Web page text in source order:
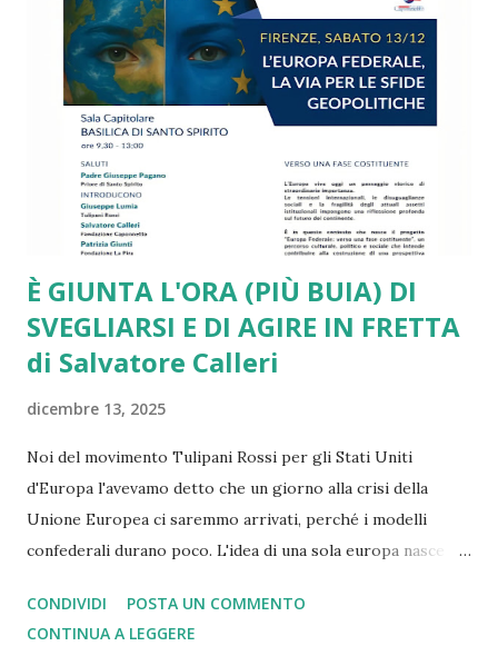
di genere, generazionali e territoriali fuori controllo. Su
tutte le sfide più drammatiche l’Unione Europea arranca e
si va via via sfaldando. Da più parti si presentano report
molto critici, come quello ben documentato di Draghi. Lo
stesso piglio critico lo ritroviamo in diversi interventi di
Romano Prodi e di altri leader e intellettuali sinceramente
europeisti. Ma a ben ve...
È GIUNTA L'ORA (PIÙ BUIA) DI
SVEGLIARSI E DI AGIRE IN FRETTA
di Salvatore Calleri
dicembre 13, 2025
Noi del movimento Tulipani Rossi per gli Stati Uniti
d'Europa l'avevamo detto che un giorno alla crisi della
Unione Europea ci saremmo arrivati, perché i modelli
confederali durano poco. L'idea di una sola europa nasce
mondiale dove i nazisti vennero sconfitti grazie a Churchill
che comprese, a differenza di Chamberlain, il rischio. Oggi
CONDIVIDI
POSTA UN COMMENTO
CONTINUA A LEGGERE